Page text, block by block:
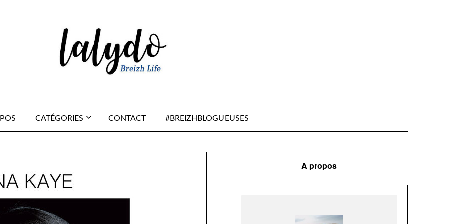
CATÉGORIES CONTACT #BREIZHBLOGUEUSES
A propos